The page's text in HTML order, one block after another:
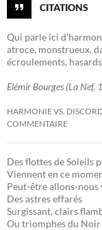
CITATIONS
Qui parle ici
atroce, monstrueux,
écroulements,
Elémir Bourges (La Nef,
HARMONIE VS.
COMMENTAIRE
Des flottes de Soleils
Viennent en ce
Peut-être allons-
Des astres effarés
Surgissant, clairs
Ou triomphes du